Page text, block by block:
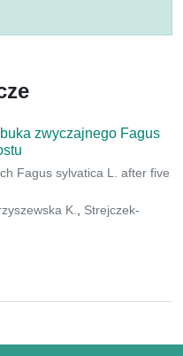
zwyczajnego Fagus
Fagus sylvatica L. after five
K.
Strejczek-